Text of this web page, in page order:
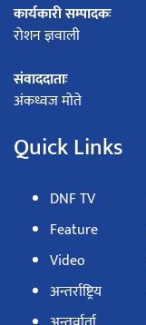
कार्यकारी सम्पादकः
रोशन ज्ञवाली
संवाददाताः
अंकध्वज मोते
Quick Links
DNF TV
Feature
Video
अन्तर्राष्ट्रिय